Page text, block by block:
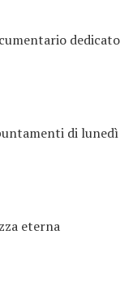
dedicato
di lunedì
eterna